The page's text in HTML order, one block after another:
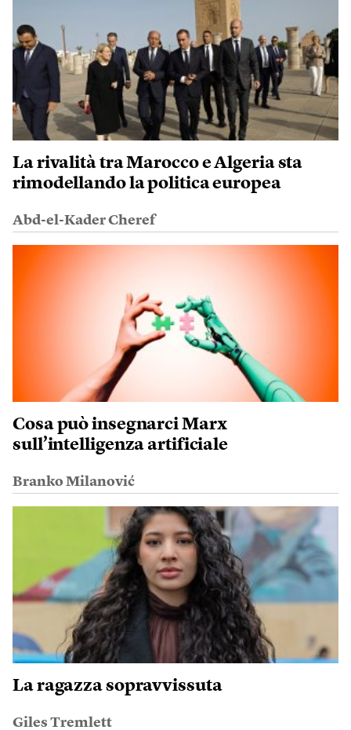
La rivalità tra Marocco e Algeria sta
rimodellando la politica europea
Abd-el-Kader Cheref
Cosa può insegnarci Marx
sull’intelligenza artificiale
Branko Milanović
La ragazza sopravvissuta
Giles Tremlett